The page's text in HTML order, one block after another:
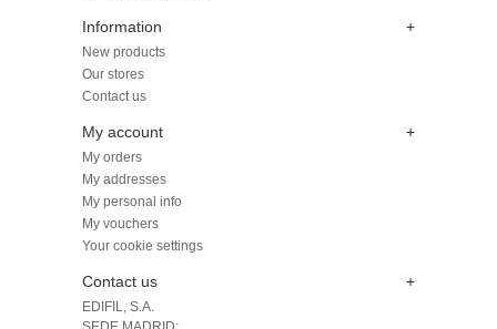
Information +
New products
Our stores
Contact us
My account +
My orders
My addresses
My personal info
My vouchers
Your cookie settings
Contact us +
EDIFIL, S.A.